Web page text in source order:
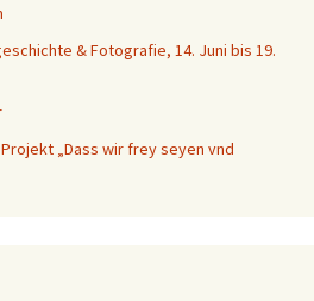
& Fotografie, 14. Juni bis 19.
„Dass wir frey seyen vnd